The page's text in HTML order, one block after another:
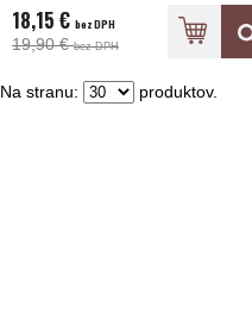
18,15 €bez DPH
19,90 €bez DPH
Na stranu: produktov.